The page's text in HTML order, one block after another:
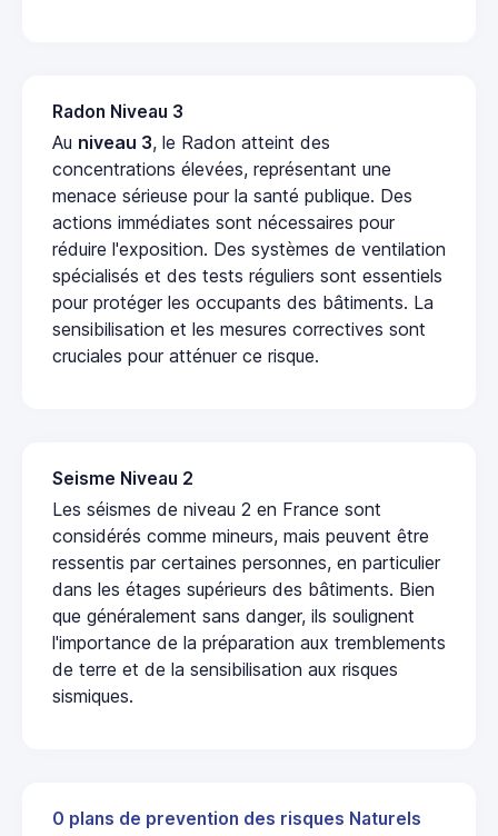
Radon Niveau 3
Au niveau 3, le Radon atteint des
concentrations élevées, représentant une
menace sérieuse pour la santé publique. Des
actions immédiates sont nécessaires pour
réduire l'exposition. Des systèmes de ventilation
spécialisés et des tests réguliers sont essentiels
pour protéger les occupants des bâtiments. La
sensibilisation et les mesures correctives sont
cruciales pour atténuer ce risque.
Seisme Niveau 2
Les séismes de niveau 2 en France sont
considérés comme mineurs, mais peuvent être
ressentis par certaines personnes, en particulier
dans les étages supérieurs des bâtiments. Bien
que généralement sans danger, ils soulignent
l'importance de la préparation aux tremblements
de terre et de la sensibilisation aux risques
sismiques.
0 plans de prevention des risques Naturels